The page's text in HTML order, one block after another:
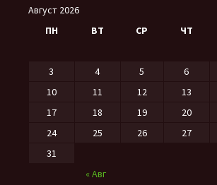
Август 2026
ПН
ВТ СР ЧТ
« Авг
3
4 5 6
10
11 12 13
17
18 19 20
24
25 26 27
31